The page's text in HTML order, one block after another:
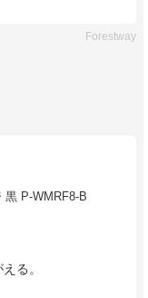
Forestway
黒 P-WMRF8-B
る。